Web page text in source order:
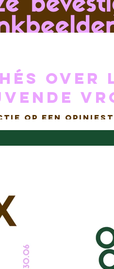
over
op een